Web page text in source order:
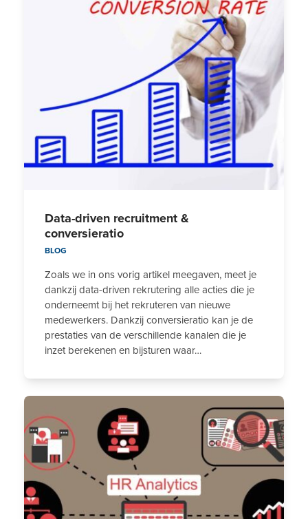
Data-driven recruitment &
conversieratio
BLOG
Zoals we in ons vorig artikel meegaven, meet je
dankzij data-driven rekrutering alle acties die je
onderneemt bij het rekruteren van nieuwe
medewerkers. Dankzij conversieratio kan je de
prestaties van de verschillende kanalen die je
inzet berekenen en bijsturen waar…